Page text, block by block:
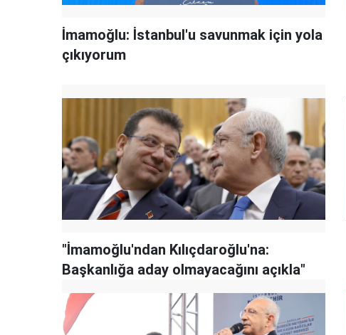
İmamoğlu: İstanbul'u savunmak için yola
çıkıyorum
"İmamoğlu'ndan Kılıçdaroğlu'na:
Başkanlığa aday olmayacağını açıkla"